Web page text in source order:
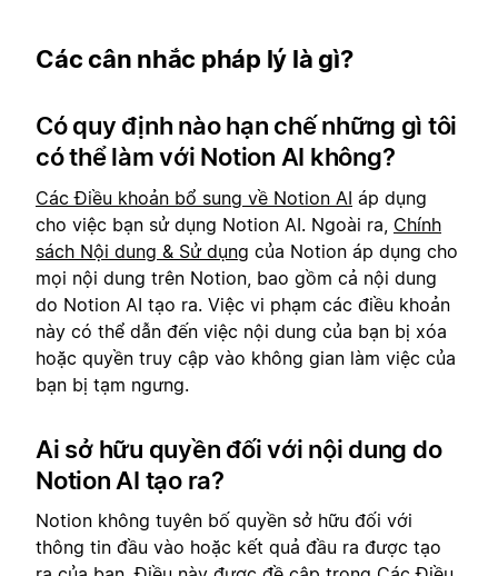
Các cân nhắc pháp lý là gì?
Có quy định nào hạn chế những gì tôi
có thể làm với Notion AI không?
Các Điều khoản bổ sung về Notion AI áp dụng
cho việc bạn sử dụng Notion AI. Ngoài ra, Chính
sách Nội dung & Sử dụng của Notion áp dụng cho
mọi nội dung trên Notion, bao gồm cả nội dung
do Notion AI tạo ra. Việc vi phạm các điều khoản
này có thể dẫn đến việc nội dung của bạn bị xóa
hoặc quyền truy cập vào không gian làm việc của
bạn bị tạm ngưng.
Ai sở hữu quyền đối với nội dung do
Notion AI tạo ra?
Notion không tuyên bố quyền sở hữu đối với
thông tin đầu vào hoặc kết quả đầu ra được tạo